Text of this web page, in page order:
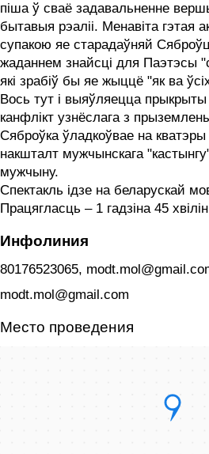
піша ў сваё задавальненне
бытавыя рэаліі. Менавіта гэтая
супакою яе старадаўняй
жаданнем знайсці для Паэтэсы
які зрабіў бы яе жыццё "як ва
Вось тут і выяўляецца прыкрыты
канфлікт узнёслага з
Сяброўка ўладкоўвае на
накшталт мужчынскага
мужчыну.
Спектакль ідзе на беларускай
Працягласць – 1 гадзіна 45 хвілін
Инфолиния
80176523065,
modt.mol@gmail.com
Место проведения